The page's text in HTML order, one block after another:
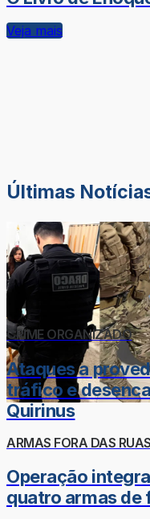
Veja mais
Últimas
CRIME ORGANIZADO
Ataques a
tráfico e
Quirinus
ARMAS FORA DAS RUAS
Operação
quatro armas de